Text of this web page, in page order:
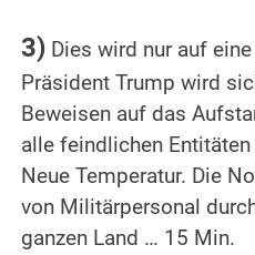
3) Dies wird nur auf
Präsident Trump wird
Beweisen auf das
alle feindlichen
Neue Temperatur. Die
von Militärpersonal
ganzen Land … 15 Min.